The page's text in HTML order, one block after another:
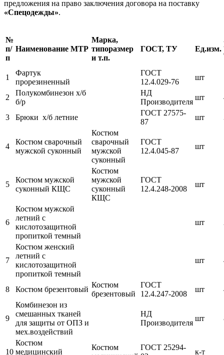
предложения на право заключения договора на поставку
«Спецодежды».
№
п/
п
Наименование МТР
Марка,
типоразмер
и т.п.
ГОСТ, ТУ Ед.изм.
1
Фартук
прорезиненный
ГОСТ
12.4.029-76
шт
2
Полукомбинезон х/б
б/р
НД
Производителя
шт
3 Брюки х/б летние
ГОСТ 27575-
87
шт
4
Костюм сварочный
мужской суконный
Костюм
сварочный
мужской
суконный
ГОСТ
12.4.045-87
шт
5
Костюм мужской
суконный КЩС
Костюм
мужской
суконный
КЩС
ГОСТ
12.4.248-2008
шт
6
Костюм мужской
летний с
кислотозащитной
пропиткой темный
шт
7
Костюм женский
летний с
кислотозащитной
пропиткой темный
шт
8 Костюм брезентовый
Костюм
брезентовый
ГОСТ
12.4.247-2008
шт
9
Комбинезон из
смешанных тканей
для защиты от ОПЗ и
мех.воздействий
НД
Производителя
шт
10
Костюм
медицинский
Костюм
ГОСТ 25294-
к-т